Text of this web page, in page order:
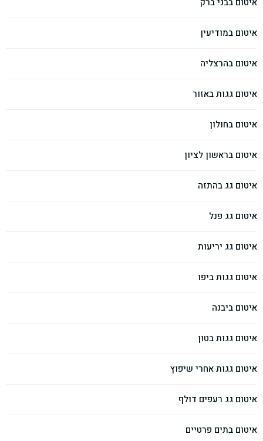
איטום במודיעין
איטום בהרצליה
איטום גגות באזור
איטום בחולון
איטום בראשון לציון
איטום גג בהתזה
איטום גג פנל
איטום גג יריעות
איטום גגות ביפו
איטום ביבנה
איטום גגות בטון
איטום גגות אחרי שיפוץ
איטום גג רעפים דולף
איטום בתים פרטיים